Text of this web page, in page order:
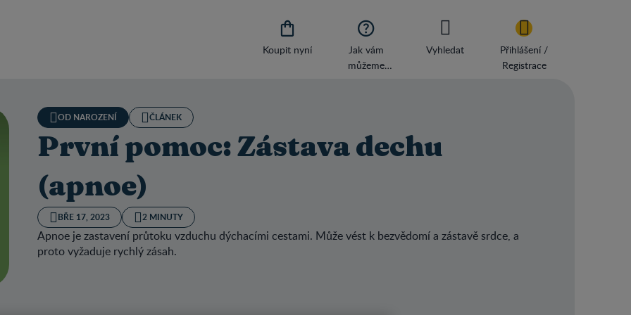

Koupit nyní

Jak vám
můžeme
Vyhledat
Přihlášení /
Registrace
OD NAROZENÍ ČLÁNEK
První pomoc: Zástava dechu
(apnoe)
BŘE 17, 2023 2 MINUTY
Apnoe je zastavení průtoku vzduchu dýchacími cestami. Může vést k bezvědomí a zástavě srdce, a
proto vyžaduje rychlý zásah.